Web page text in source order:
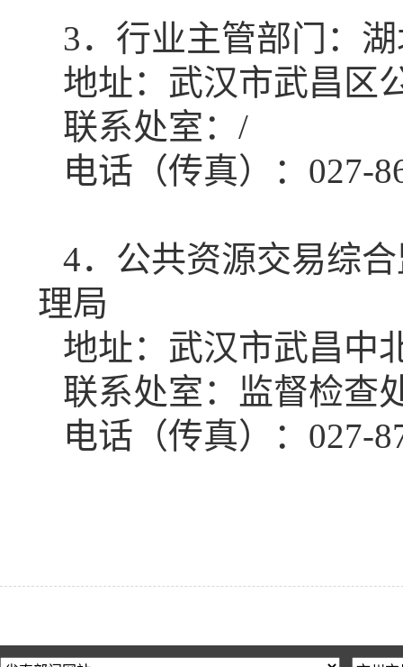
3．行业主管部门：
地址：武汉市武昌区
联系处室： /
电话（传真）： 027-
4．公共资源交易综
理局
地址：武汉市武昌中
联系处室：监督检查
电话（传真）： 027-